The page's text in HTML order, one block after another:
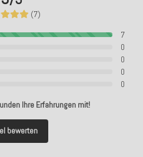
(7)
7
0
0
0
0
Ihre Erfahrungen mit!
bewerten